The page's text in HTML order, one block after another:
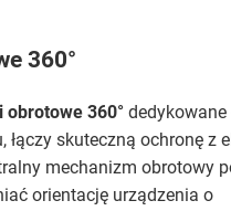
360°
obrotowe 360° dedykowane
łączy skuteczną ochronę z
mechanizm obrotowy
orientację urządzenia o